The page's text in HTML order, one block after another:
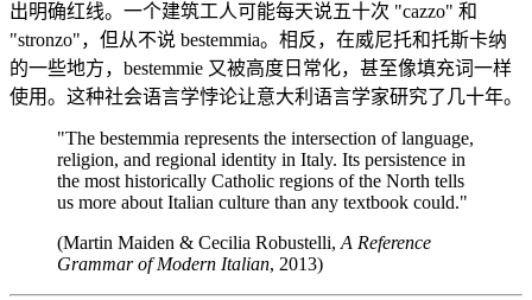
出明确红线。一个建筑工人可能每天说五十次 "cazzo" 和
"stronzo"，但从不说 bestemmia。相反，在威尼托和托斯卡纳
的一些地方，bestemmie 又被高度日常化，甚至像填充词一样
使用。这种社会语言学悖论让意大利语言学家研究了几十年。
"The bestemmia represents the intersection of language,
religion, and regional identity in Italy. Its persistence in
the most historically Catholic regions of the North tells
us more about Italian culture than any textbook could."
(Martin Maiden & Cecilia Robustelli,A Reference
Grammar of Modern Italian, 2013)